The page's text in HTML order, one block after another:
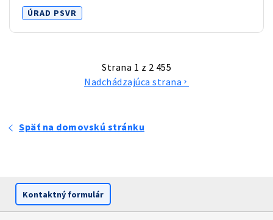
ÚRAD PSVR
Strana 1 z 2 455
Nadchádzajúca strana chevron_right
Späť na domovskú stránku
Kontaktný formulár